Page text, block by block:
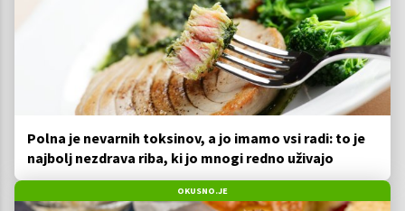
Polna je nevarnih toksinov, a jo imamo vsi radi: to je
najbolj nezdrava riba, ki jo mnogi redno uživajo
OKUSNO.JE